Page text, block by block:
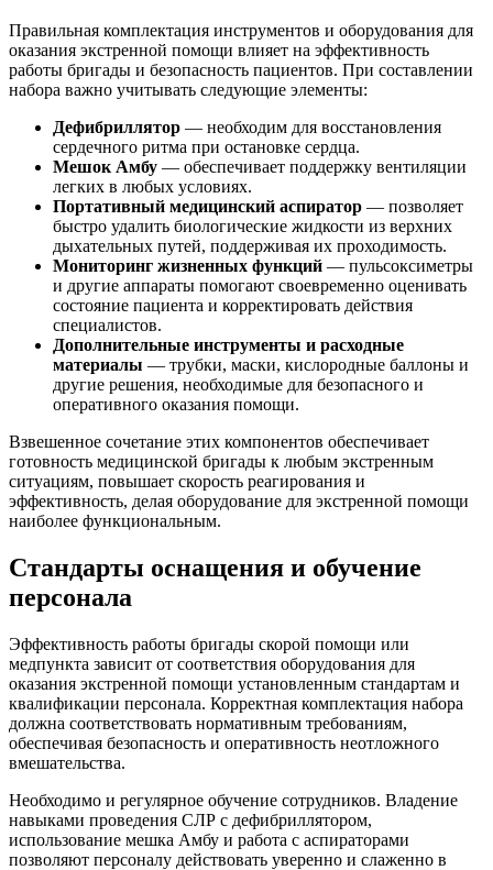
Правильная комплектация инструментов и оборудования для
оказания экстренной помощи влияет на эффективность
работы бригады и безопасность пациентов. При составлении
набора важно учитывать следующие элементы:
Дефибриллятор — необходим для восстановления
сердечного ритма при остановке сердца.
Мешок Амбу — обеспечивает поддержку вентиляции
легких в любых условиях.
Портативный медицинский аспиратор — позволяет
быстро удалить биологические жидкости из верхних
дыхательных путей, поддерживая их проходимость.
Мониторинг жизненных функций — пульсоксиметры
и другие аппараты помогают своевременно оценивать
состояние пациента и корректировать действия
специалистов.
Дополнительные инструменты и расходные
материалы — трубки, маски, кислородные баллоны и
другие решения, необходимые для безопасного и
оперативного оказания помощи.
Взвешенное сочетание этих компонентов обеспечивает
готовность медицинской бригады к любым экстренным
ситуациям, повышает скорость реагирования и
эффективность, делая оборудование для экстренной помощи
наиболее функциональным.
Стандарты оснащения и обучение
персонала
Эффективность работы бригады скорой помощи или
медпункта зависит от соответствия оборудования для
оказания экстренной помощи установленным стандартам и
квалификации персонала. Корректная комплектация набора
должна соответствовать нормативным требованиям,
обеспечивая безопасность и оперативность неотложного
вмешательства.
Необходимо и регулярное обучение сотрудников. Владение
навыками проведения СЛР с дефибриллятором,
использование мешка Амбу и работа с аспираторами
позволяют персоналу действовать уверенно и слаженно в